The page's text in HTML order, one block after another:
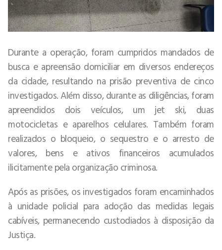
Durante a operação, foram cumpridos mandados de
busca e apreensão domiciliar em diversos endereços
da cidade, resultando na prisão preventiva de cinco
investigados. Além disso, durante as diligências, foram
apreendidos dois veículos, um jet ski, duas
motocicletas e aparelhos celulares. Também foram
realizados o bloqueio, o sequestro e o arresto de
valores, bens e ativos financeiros acumulados
ilicitamente pela organização criminosa.
Após as prisões, os investigados foram encaminhados
à unidade policial para adoção das medidas legais
cabíveis, permanecendo custodiados à disposição da
Justiça.